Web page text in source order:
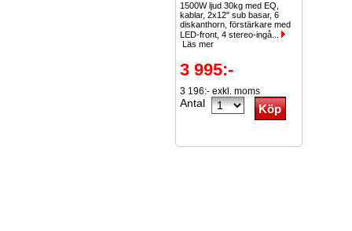
1500W ljud 30kg med EQ,
kablar, 2x12" sub basar, 6
diskanthorn, förstärkare med
LED-front, 4 stereo-ingå...
Läs mer
3 995:-
3 196:- exkl. moms
Antal